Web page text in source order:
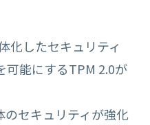
化したセキュリティ
可能にするTPM 2.0が
のセキュリティが強化